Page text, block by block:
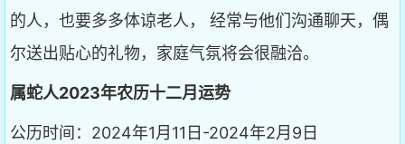
的人，也要多多体谅老人， 经常与他们沟通聊天，偶
尔送出贴心的礼物，家庭气氛将会很融洽。
属蛇人2023年农历十二月运势
公历时间：2024年1月11日-2024年2月9日